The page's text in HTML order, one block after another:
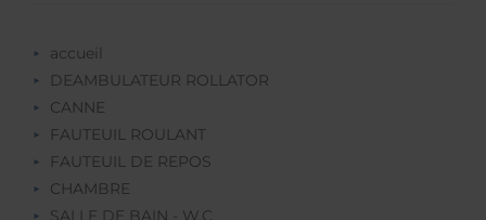
accueil
DEAMBULATEUR ROLLATOR
CANNE
FAUTEUIL ROULANT
FAUTEUIL DE REPOS
CHAMBRE
SALLE DE BAIN - W.C